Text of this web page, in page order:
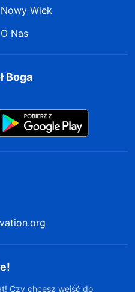
Nowy Wiek
O Nas
Boga
Czy chcesz wejść do